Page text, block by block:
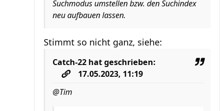
Suchmodus umstellen bzw. den Suchindex
neu aufbauen lassen.
Stimmt so nicht ganz, siehe:
Catch-22 hat geschrieben:
17.05.2023, 11:19
@Tim